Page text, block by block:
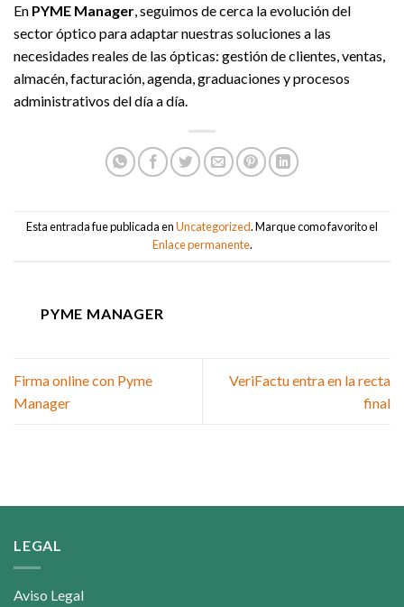
En PYME Manager , seguimos de cerca la evolución del
sector óptico para adaptar nuestras soluciones a las
necesidades reales de las ópticas: gestión de clientes, ventas,
almacén, facturación, agenda, graduaciones y procesos
administrativos del día a día.
Esta entrada fue publicada enUncategorized. Marque como favorito el
Enlace permanente.
PYME MANAGER
Firma online con Pyme
Manager
VeriFactu entra en la recta
final
LEGAL
Aviso Legal